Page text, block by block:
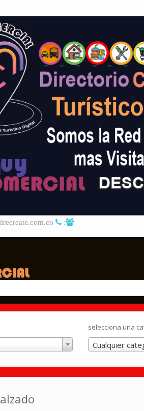
:
selecciona una
Cualquier